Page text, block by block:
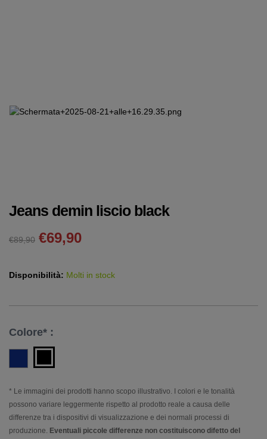
Jeans demin liscio black
€89,90 €69,90
Disponibilità: Molti in stock
Colore* :
* Le immagini dei prodotti hanno scopo illustrativo. I colori e le tonalità
possono variare leggermente rispetto al prodotto reale a causa delle
differenze tra i dispositivi di visualizzazione e dei normali processi di
produzione. Eventuali piccole differenze non costituiscono difetto del